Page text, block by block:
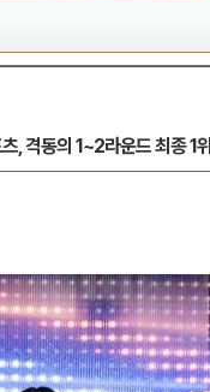
, 격동의 1~2라운드 최종 1위